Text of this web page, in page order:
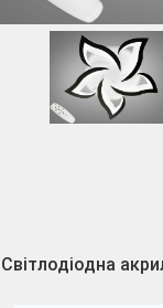
Світлодіодна